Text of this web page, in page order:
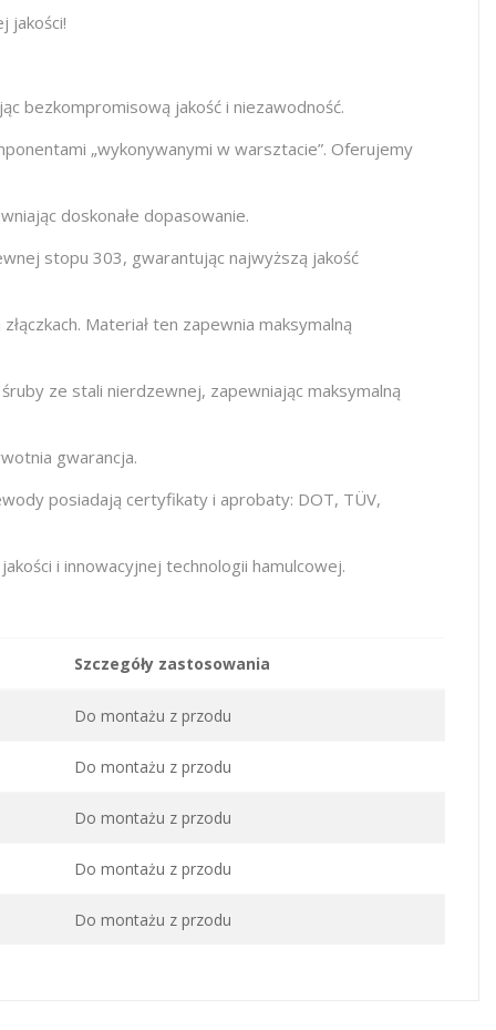
jakości!
bezkompromisową jakość i niezawodność.
„wykonywanymi w warsztacie”. Oferujemy
doskonałe dopasowanie.
stopu 303, gwarantując najwyższą jakość
Materiał ten zapewnia maksymalną
ze stali nierdzewnej, zapewniając maksymalną
gwarancja.
posiadają certyfikaty i aprobaty: DOT, TÜV,
i innowacyjnej technologii hamulcowej.
Szczegóły zastosowania
Do montażu z przodu
Do montażu z przodu
Do montażu z przodu
Do montażu z przodu
Do montażu z przodu